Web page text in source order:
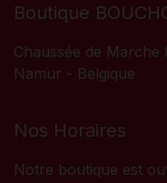
Boutique
Chaussée de Marche
Namur - Belgique
Nos Horaires
Notre boutique est